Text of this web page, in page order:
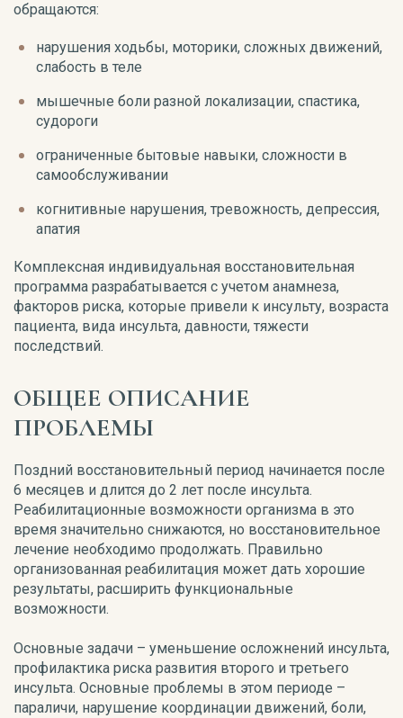
обращаются:
нарушения ходьбы, моторики, сложных движений,
слабость в теле
мышечные боли разной локализации, спастика,
судороги
ограниченные бытовые навыки, сложности в
самообслуживании
когнитивные нарушения, тревожность, депрессия,
апатия
Комплексная индивидуальная восстановительная
программа разрабатывается с учетом анамнеза,
факторов риска, которые привели к инсульту, возраста
пациента, вида инсульта, давности, тяжести
последствий.
ОБЩЕЕ ОПИСАНИЕ
ПРОБЛЕМЫ
Поздний восстановительный период начинается после
6 месяцев и длится до 2 лет после инсульта.
Реабилитационные возможности организма в это
время значительно снижаются, но восстановительное
лечение необходимо продолжать. Правильно
организованная реабилитация может дать хорошие
результаты, расширить функциональные
возможности.
Основные задачи – уменьшение осложнений инсульта,
профилактика риска развития второго и третьего
инсульта. Основные проблемы в этом периоде –
параличи, нарушение координации движений, боли,